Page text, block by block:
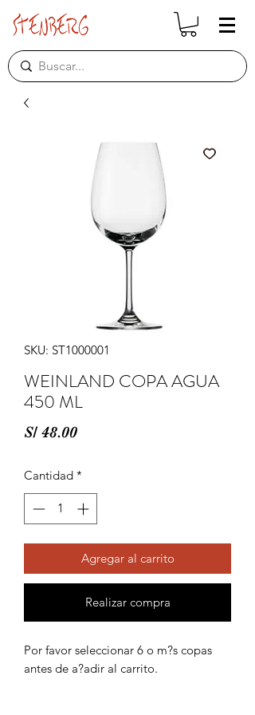
SKU: ST1000001
WEINLAND COPA AGUA
450 ML
S/ 48.00Precio
Cantidad *
Agregar al carrito
Realizar compra
Por favor seleccionar 6 o m?s copas
antes de a?adir al carrito.